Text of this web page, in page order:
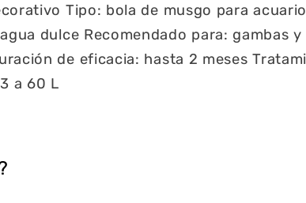
Tipo: bola de musgo para acuario
dulce Recomendado para: gambas y
de eficacia: hasta 2 meses
a 60 L